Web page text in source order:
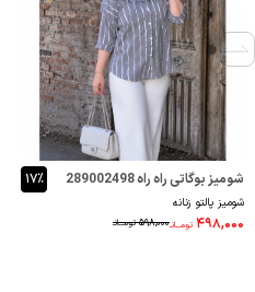
شومیز بوگاتی راه راه 289002498
شومیز پالتو زنانه
۵۹۸,۰۰۰ تومــانـ ۴۹۸,۰۰۰ تومــانـ
۱۷٪